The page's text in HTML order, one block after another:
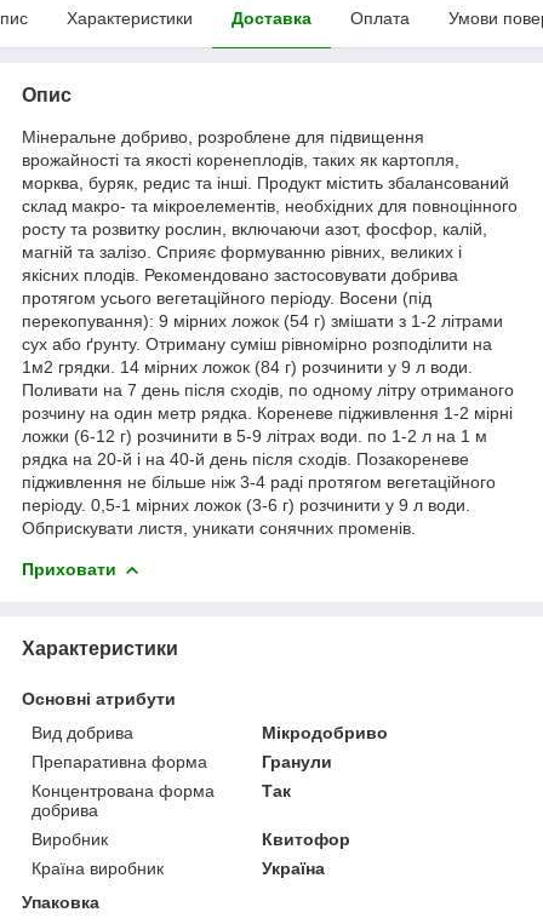
Характеристики Доставка Оплата Умови
Опис
Мінеральне добриво, розроблене для підвищення
врожайності та якості коренеплодів, таких як картопля,
морква, буряк, редис та інші. Продукт містить збалансований
склад макро- та мікроелементів, необхідних для повноцінного
росту та розвитку рослин, включаючи азот, фосфор, калій,
магній та залізо. Сприяє формуванню рівних, великих і
якісних плодів. Рекомендовано застосовувати добрива
протягом усього вегетаційного періоду. Восени (під
перекопування): 9 мірних ложок (54 г) змішати з 1-2 літрами
сух або ґрунту. Отриману суміш рівномірно розподілити на
1м2 грядки. 14 мірних ложок (84 г) розчинити у 9 л води.
Поливати на 7 день після сходів, по одному літру отриманого
розчину на один метр рядка. Кореневе підживлення 1-2 мірні
ложки (6-12 г) розчинити в 5-9 літрах води. по 1-2 л на 1 м
рядка на 20-й і на 40-й день після сходів. Позакореневе
підживлення не більше ніж 3-4 раді протягом вегетаційного
періоду. 0,5-1 мірних ложок (3-6 г) розчинити у 9 л води.
Обприскувати листя, уникати сонячних променів.
Приховати
Характеристики
Основні атрибути
Вид добрива
Мікродобриво
Препаративна форма
Гранули
Концентрована форма
добрива
Так
Виробник
Квитофор
Країна виробник
Україна
Упаковка